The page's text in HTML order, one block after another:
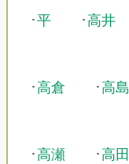
･平 ･高井
･高倉 ･高島
･高瀬 ･高田